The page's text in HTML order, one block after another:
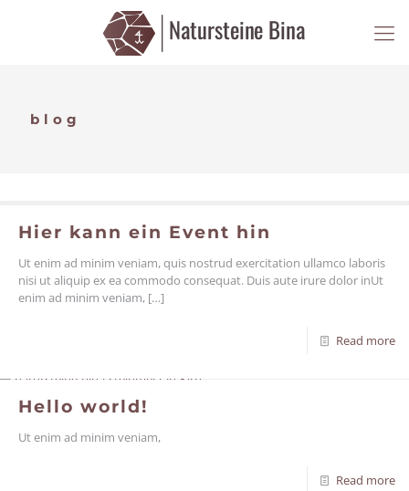
blog
Hier kann ein Event hin
Ut enim ad minim veniam, quis nostrud exercitation ullamco laboris
nisi ut aliquip ex ea commodo consequat. Duis aute irure dolor inUt
enim ad minim veniam, […]
Read more
Hello world!
Ut enim ad minim veniam,
Read more